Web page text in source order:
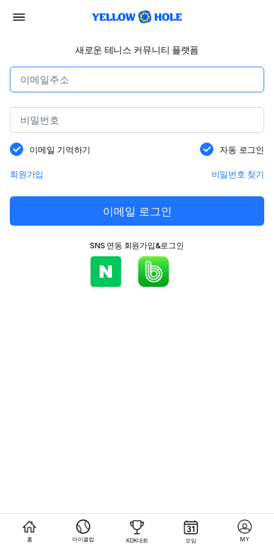
새로운 테니스 커뮤니티 플랫폼
이메일 기억하기 자동 로그인
회원가입 비밀번호 찾기
이메일 로그인
SNS 연동 회원가입&로그인
홈 마이클럽 KDK대회 모임 MY